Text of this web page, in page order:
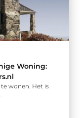
Woning:
wonen. Het is